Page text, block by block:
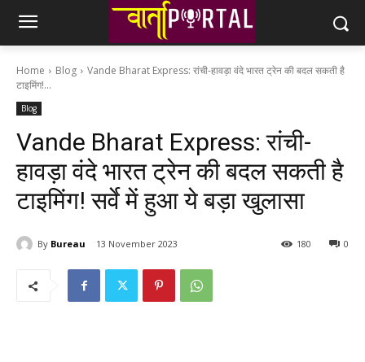
Home Blog
Vande Bharat Express: रांची-हावड़ा वंदे भारत ट्रेन की बदल सकती है
टाइमिंग!...
Blog
Vande Bharat Express: रांची-
हावड़ा वंदे भारत ट्रेन की बदल सकती है
टाइमिंग! सर्वे में हुआ ये बड़ा खुलासा
By Bureau 13 November 2023 0
180